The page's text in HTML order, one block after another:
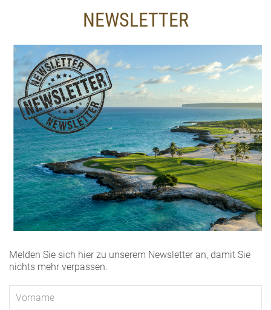
NEWSLETTER
Melden Sie sich hier zu unserem Newsletter an, damit Sie
nichts mehr verpassen.